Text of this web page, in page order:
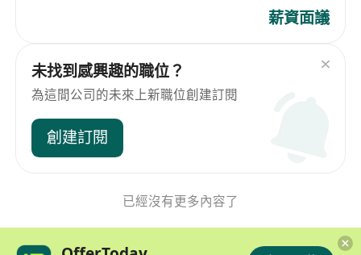
薪資面議
未找到感興趣的職位？
為這間公司的未來上新職位創建訂閱
創建訂閱
已經沒有更多內容了